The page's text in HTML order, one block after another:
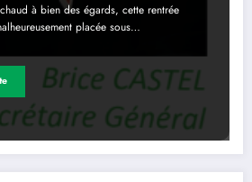
à bien des égards, cette rentrée
placée sous…